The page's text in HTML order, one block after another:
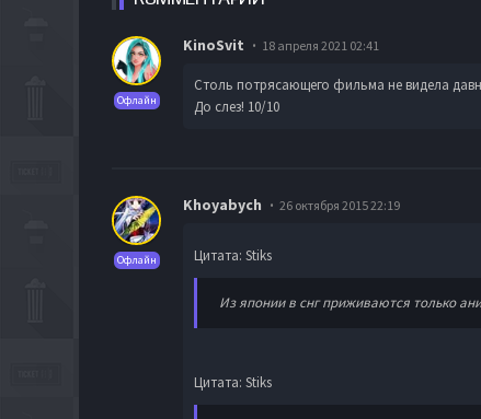
Офлайн
KinoSvit 18 апреля 2021 02:41
Столь потрясающего фильма не видела
До слез! 10/10
Офлайн
Khoyabych 26 октября 2015 22:19
Цитата: Stiks
Из японии в снг приживаются только
Цитата: Stiks